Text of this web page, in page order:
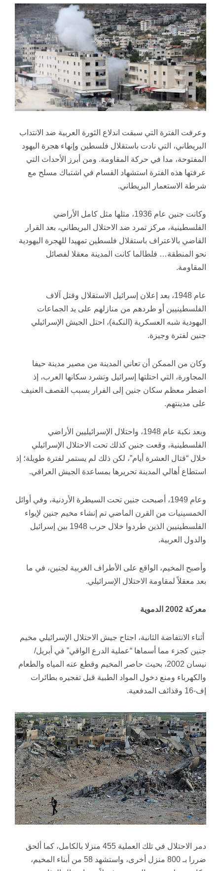
وعرفت الفترة التي سبقت اندلاع الثورة العربية ضد الانتداب
البريطاني، التي نادت باستقلال فلسطين وإنهاء هجرة اليهود
المفتوحة، مدا في حركة المقاومة. ومن أبرز الأحداث التي
عرفتها هذه الفترة استشهاد القسام في اشتباك مسلح مع
شرطة الاستعمار البريطاني.
وكانت جنين عام 1936، مثلها مثل كامل الأراضي
الفلسطينية، مركز تمرد ضد الاحتلال البريطاني، بعد القرار
القاضي بالاعتراف باستقلال فلسطين تمهيدا للهجرة اليهودية
نحو المنطقة… فلطالما كانت المدينة معقلا لفصائل
المقاومة.
عام 1948، بعد إعلان إسرائيل الاستقلال وقتل آلاف
الفلسطينيين أو طردهم من منازلهم على يد الجماعات
اليهودية شبه العسكرية (النكبة)، احتل الجيش الإسرائيلي
جنين لفترة وجيزة.
وكان من الممكن أن تعاني المدينة من مصير مدينة حيفا
المجاورة، التي احتلتها إسرائيل وتشرد سكانها العرب، إذ
اضطر معظم سكان جنين إلى الفرار بسبب القصف العنيف
على مدينتهم.
وبعد نكبة عام 1948، واحتلال الإسرائيليين الأراضي
الفلسطينية، وقعت جنين كذلك تحت الاحتلال الإسرائيلي
خلال “قتال العشرة أيام”، لكن ذلك لم يستمر لفترة طويلة؛ إذ
استطاع أهالي المدينة تحريرها بمساعدة الجيش العراقي.
وعام 1949، أصبحت جنين تحت السيطرة الأردنية، وفي أوائل
الخمسينيات من القرن الماضي تم إنشاء مخيم جنين لإيواء
الفلسطينيين الذين طردوا خلال حرب 1948 بين إسرائيل
والدول العربية.
وأصبح المخيم، الواقع على الأطراف الغربية لجنين، في ما
بعد معقلاً لمقاومة الاحتلال الإسرائيلي.
معركة 2002 الدموية
أثناء الانتفاضة الثانية، اجتاح جيش الاحتلال الإسرائيلي مخيم
جنين كجزء مما أسماها “عملية الدرع الواقي” في أبريل/
نيسان 2002، بحيث حاصر المخيم وقطع عنه المياه والطعام
والكهرباء ومنع دخول المواد الطبية قبل تفجيره بطائرات
إف-16 وقذائف المدفعية.
دمر الاحتلال في تلك العملية 455 منزلا بالكامل، كما ألحق
ضررا بـ 800 منزل أخرى، واستشهد 58 من أبناء المخيم،